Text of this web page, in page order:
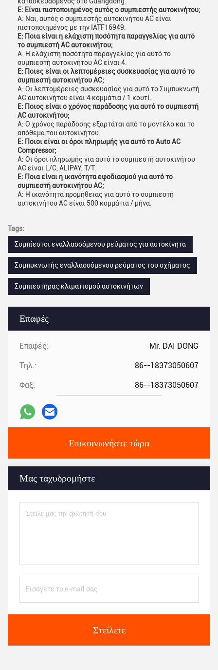
Επαφές
Επαφές: Mr. DAI DONG
Τηλ.: 86--18373050607
Φαξ: 86--18373050607
Επικοινωνήστε τώρα
Μας ταχυδρομήστε
Στείλετε
Ε: Είναι πιστοποιημένος αυτός ο συμπιεστής αυτοκινήτου;
Α: Ναι, αυτός ο συμπιεστής αυτοκινήτου AC είναι
πιστοποιημένος με την IATF16949.
Ε: Ποια είναι η ελάχιστη ποσότητα παραγγελίας για αυτό
το συμπιεστή AC αυτοκινήτου;
Α: Η ελάχιστη ποσότητα παραγγελίας για αυτό το
συμπιεστή αυτοκινήτου AC είναι 4.
Ε: Ποιες είναι οι λεπτομέρειες συσκευασίας για αυτό το
συμπιεστή αυτοκινήτου AC;
Α: Οι λεπτομέρειες συσκευασίας για αυτό το Συμπυκνωτή
AC αυτοκινήτου είναι 4 κομμάτια / 1 κουτί.
Ε: Ποιος είναι ο χρόνος παράδοσης για αυτό το συμπιεστή
AC αυτοκινήτου;
Α: Ο χρόνος παράδοσης εξαρτάται από το μοντέλο και το
απόθεμα του αυτοκινήτου.
Ε: Ποιοι είναι οι όροι πληρωμής για αυτό το Auto AC
Compressor;
Α: Οι όροι πληρωμής για αυτό το συμπιεστή αυτοκινήτου
AC είναι L/C, ALIPAY, T/T.
Ε: Ποια είναι η ικανότητα εφοδιασμού για αυτό το
συμπιεστή αυτοκινήτου AC;
Α: Η ικανότητα προμήθειας για αυτό το συμπιεστή
αυτοκινήτου AC είναι 500 κομμάτια / μήνα.
Tags:
Συμπίεστοι εναλλασσόμενου ρεύματος για αυτοκίνητα
Συμπυκνωτής εναλλασσόμενου ρεύματος του οχήματος
Συμπιεστήρας κλιματισμού αυτοκινήτων